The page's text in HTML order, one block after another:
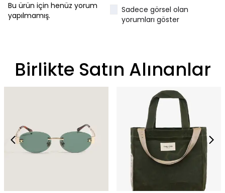
Bu ürün için henüz yorum
yapılmamış.
Sadece görsel olan
yorumları göster
Birlikte Satın Alınanlar